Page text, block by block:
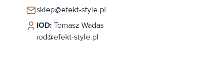
sklep@efekt-style.pl
IOD: Tomasz Wadas
iod@efekt-style.pl